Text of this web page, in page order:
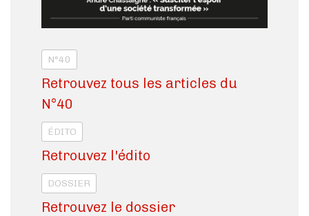
N°40
Retrouvez tous les articles du
N°40
ÉDITO
Retrouvez l'édito
DOSSIER
Retrouvez le dossier